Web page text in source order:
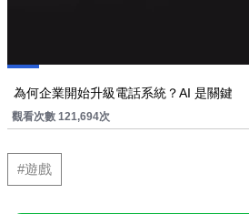
為何企業開始升級電話系統？AI 是關鍵
觀看次數 121,694次
#遊戲